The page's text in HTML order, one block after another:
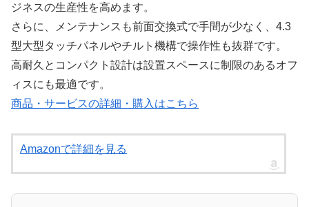
ジネスの生産性を高めます。
さらに、メンテナンスも前面交換式で手間が少なく、4.3
型大型タッチパネルやチルト機構で操作性も抜群です。
高耐久とコンパクト設計は設置スペースに制限のあるオフ
ィスにも最適です。
商品・サービスの詳細・購入はこちら
Amazonで詳細を見る